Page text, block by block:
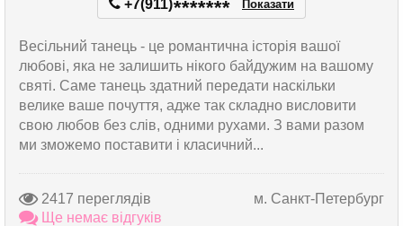
+7(911)******* Показати
Весільний танець - це романтична історія вашої
любові, яка не залишить нікого байдужим на вашому
святі. Саме танець здатний передати наскільки
велике ваше почуття, адже так складно висловити
свою любов без слів, одними рухами. З вами разом
ми зможемо поставити і класичний...
2417 переглядів
м. Санкт-Петербург
Ще немає відгуків